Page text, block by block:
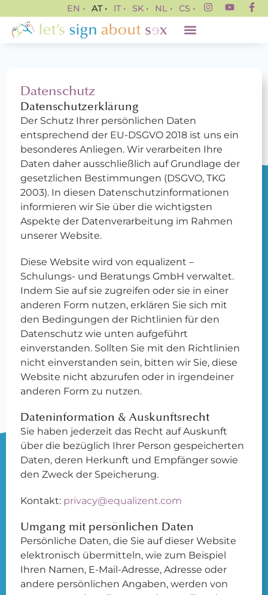
EN • AT • IT • SK • NL • CS •
Datenschutz
Datenschutzerklärung
Der Schutz Ihrer persönlichen Daten
entsprechend der EU-DSGVO 2018 ist uns ein
besonderes Anliegen. Wir verarbeiten Ihre
Daten daher ausschließlich auf Grundlage der
gesetzlichen Bestimmungen (DSGVO, TKG
2003). In diesen Datenschutzinformationen
informieren wir Sie über die wichtigsten
Aspekte der Datenverarbeitung im Rahmen
unserer Website.
Diese Website wird von equalizent –
Schulungs- und Beratungs GmbH verwaltet.
Indem Sie auf sie zugreifen oder sie in einer
anderen Form nutzen, erklären Sie sich mit
den Bedingungen der Richtlinien für den
Datenschutz wie unten aufgeführt
einverstanden. Sollten Sie mit den Richtlinien
nicht einverstanden sein, bitten wir Sie, diese
Website nicht abzurufen oder in irgendeiner
anderen Form zu nutzen.
Dateninformation & Auskunftsrecht
Sie haben jederzeit das Recht auf Auskunft
über die bezüglich Ihrer Person gespeicherten
Daten, deren Herkunft und Empfänger sowie
den Zweck der Speicherung.
Kontakt: privacy@equalizent.com
Umgang mit persönlichen Daten
Persönliche Daten, die Sie auf dieser Website
elektronisch übermitteln, wie zum Beispiel
Ihren Namen, E-Mail-Adresse, Adresse oder
andere persönlichen Angaben, werden von